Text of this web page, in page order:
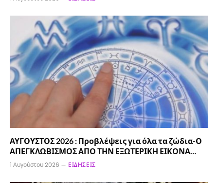
ΑΥΓΟΥΣΤΟΣ 2026 : Προβλέψεις για όλα τα ζώδια-Ο
ΑΠΕΓΚΛΩΒΙΣΜΟΣ ΑΠΟ ΤΗΝ ΕΞΩΤΕΡΙΚΗ ΕΙΚΟΝΑ…
1 Αυγούστου 2026 ΕΙΔΉΣΕΙΣ